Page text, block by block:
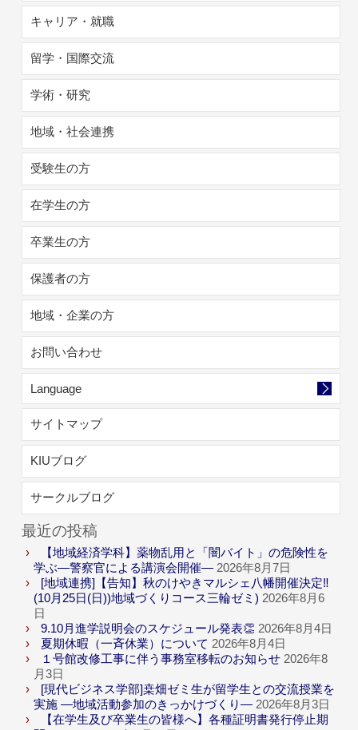
キャリア・就職
留学・国際交流
学術・研究
地域・社会連携
受験生の方
在学生の方
卒業生の方
保護者の方
地域・企業の方
お問い合わせ
Language
サイトマップ
KIUブログ
サークルブログ
最近の投稿
【地域経済学科】薬物乱用と「闇バイト」の危険性を
学ぶ―警察官による講演会開催― 2026年8月7日
[地域連携]【告知】秋のけやきマルシェ八幡開催決定‼
(10月25日(日))地域づくりコース三輪ゼミ) 2026年8月6
日
9.10月進学説明会のスケジュール発表👏 2026年8月4日
夏期休暇（一斉休業）について 2026年8月4日
１号館改修工事に伴う事務室移転のお知らせ 2026年8
月3日
[現代ビジネス学部]桒畑ゼミ生が留学生との交流授業を
実施 ―地域活動参加のきっかけづくり― 2026年8月3日
【在学生及び卒業生の皆様へ】各種証明書発行停止期